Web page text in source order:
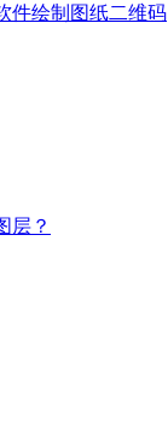
件绘制图纸二维码
层？